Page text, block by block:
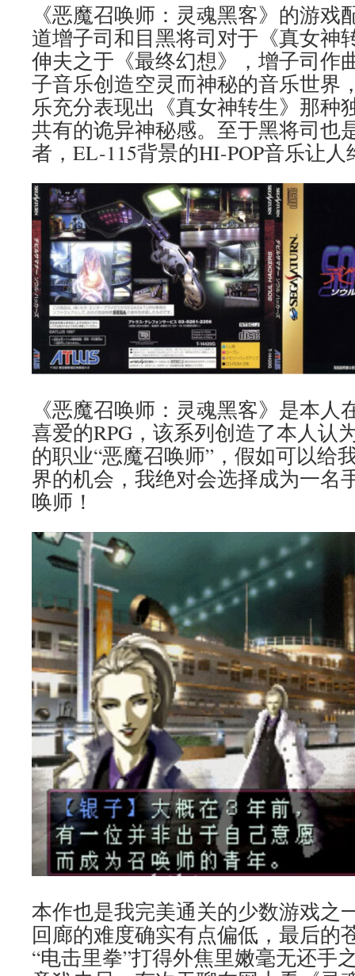
《恶魔召唤师：灵魂黑客》的游戏
道增子司和目黑将司对于《真女神
伸夫之于《最终幻想》，增子司作
子音乐创造空灵而神秘的音乐世界
乐充分表现出《真女神转生》那种
共有的诡异神秘感。至于黑将司也
者，EL-115背景的HI-POP音乐让
《恶魔召唤师：灵魂黑客》是本人
喜爱的RPG，该系列创造了本人认
的职业“恶魔召唤师”，假如可以给
界的机会，我绝对会选择成为一名
唤师！
本作也是我完美通关的少数游戏之
回廊的难度确实有点偏低，最后的
“电击里拳”打得外焦里嫩毫无还手